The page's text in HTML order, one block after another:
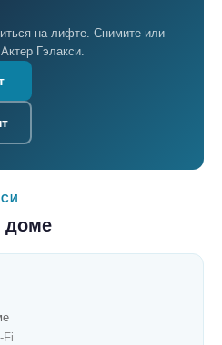
на лифте. Снимите или
Гэлакси.
доме
Fi